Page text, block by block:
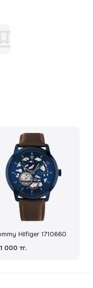
Hilfiger 1710660
000 тг.